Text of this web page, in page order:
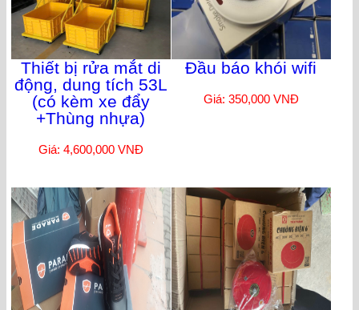
Thiết bị rửa mắt di
động, dung tích 53L
(có kèm xe đẩy
+Thùng nhựa)
Giá: 4,600,000 VNĐ
Đầu báo khói wifi
Giá: 350,000 VNĐ